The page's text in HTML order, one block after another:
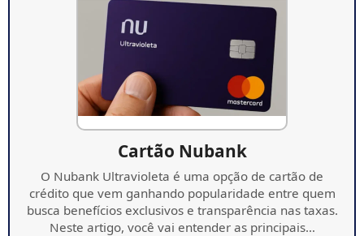
Cartão Nubank
O Nubank Ultravioleta é uma opção de cartão de
crédito que vem ganhando popularidade entre quem
busca benefícios exclusivos e transparência nas taxas.
Neste artigo, você vai entender as principais…